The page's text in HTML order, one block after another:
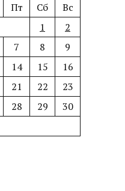
Пт Сб
Вс
1
2
7 8
9
14 15
16
21 22
23
28 29
30